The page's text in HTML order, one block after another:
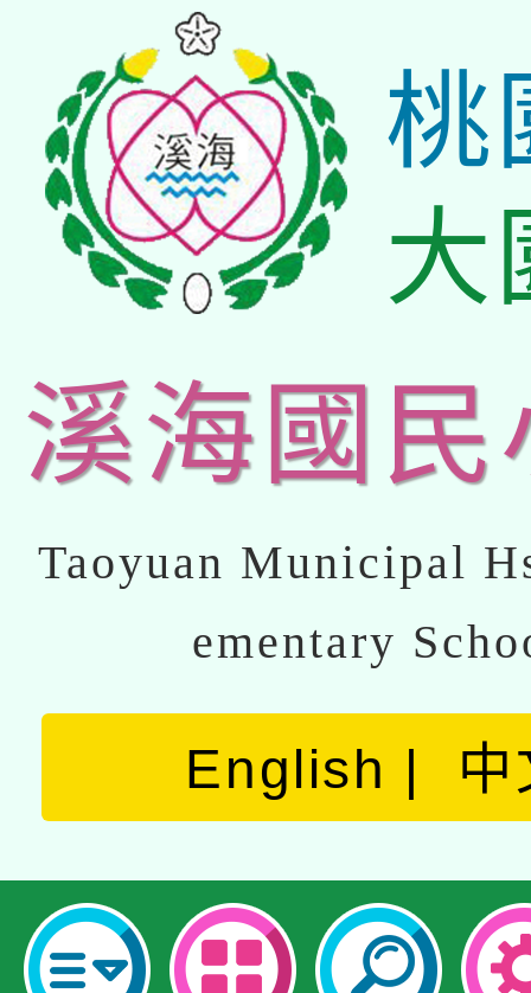
桃
大
溪海國民
Taoyuan Municipal
ementary
English 中